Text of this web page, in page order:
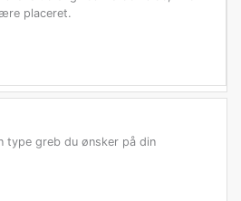
placeret.
type greb du ønsker på din